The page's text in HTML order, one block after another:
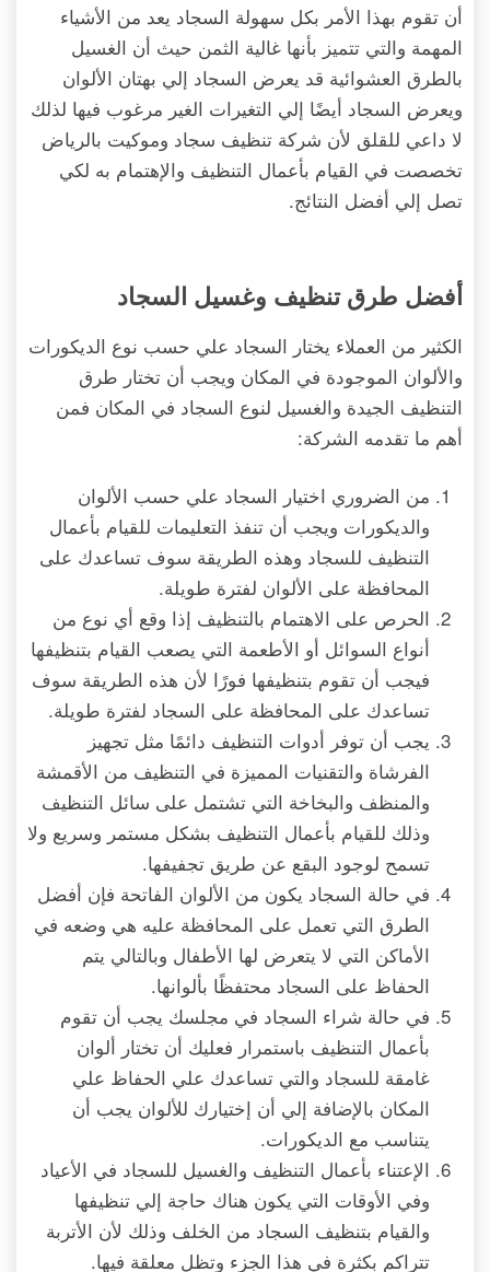
أن تقوم بهذا الأمر بكل سهولة السجاد يعد من الأشياء
المهمة والتي تتميز بأنها غالية الثمن حيث أن الغسيل
بالطرق العشوائية قد يعرض السجاد إلي بهتان الألوان
ويعرض السجاد أيضًا إلي التغيرات الغير مرغوب فيها لذلك
لا داعي للقلق لأن شركة تنظيف سجاد وموكيت بالرياض
تخصصت في القيام بأعمال التنظيف والإهتمام به لكي
تصل إلي أفضل النتائج.
أفضل طرق تنظيف وغسيل السجاد
الكثير من العملاء يختار السجاد علي حسب نوع الديكورات
والألوان الموجودة في المكان ويجب أن تختار طرق
التنظيف الجيدة والغسيل لنوع السجاد في المكان فمن
أهم ما تقدمه الشركة:
من الضروري اختيار السجاد علي حسب الألوان
والديكورات ويجب أن تنفذ التعليمات للقيام بأعمال
التنظيف للسجاد وهذه الطريقة سوف تساعدك على
المحافظة على الألوان لفترة طويلة.
الحرص على الاهتمام بالتنظيف إذا وقع أي نوع من
أنواع السوائل أو الأطعمة التي يصعب القيام بتنظيفها
فيجب أن تقوم بتنظيفها فورًا لأن هذه الطريقة سوف
تساعدك على المحافظة على السجاد لفترة طويلة.
يجب أن توفر أدوات التنظيف دائمًا مثل تجهيز
الفرشاة والتقنيات المميزة في التنظيف من الأقمشة
والمنظف والبخاخة التي تشتمل على سائل التنظيف
وذلك للقيام بأعمال التنظيف بشكل مستمر وسريع ولا
تسمح لوجود البقع عن طريق تجفيفها.
في حالة السجاد يكون من الألوان الفاتحة فإن أفضل
الطرق التي تعمل على المحافظة عليه هي وضعه في
الأماكن التي لا يتعرض لها الأطفال وبالتالي يتم
الحفاظ على السجاد محتفظًا بألوانها.
في حالة شراء السجاد في مجلسك يجب أن تقوم
بأعمال التنظيف باستمرار فعليك أن تختار ألوان
غامقة للسجاد والتي تساعدك علي الحفاظ علي
المكان بالإضافة إلي أن إختيارك للألوان يجب أن
يتناسب مع الديكورات.
الإعتناء بأعمال التنظيف والغسيل للسجاد في الأعياد
وفي الأوقات التي يكون هناك حاجة إلي تنظيفها
والقيام بتنظيف السجاد من الخلف وذلك لأن الأتربة
تتراكم بكثرة في هذا الجزء وتظل معلقة فيها.